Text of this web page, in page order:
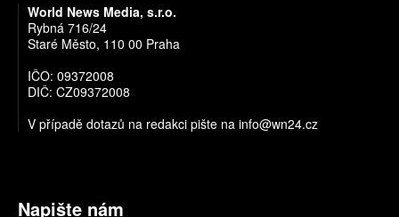
World News Media, s.r.o.
Rybná 716/24
Staré Město, 110 00 Praha
IČO: 09372008
DIČ: CZ09372008
V případě dotazů na redakci pište na info@wn24.cz
Napište nám